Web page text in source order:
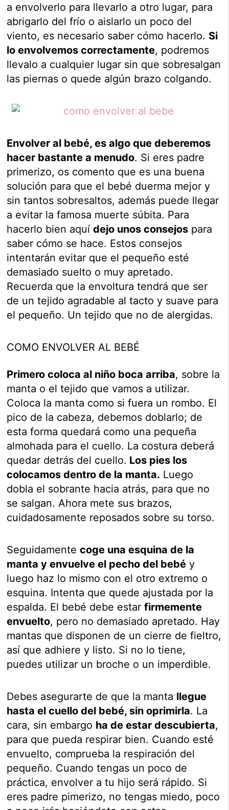
a envolverlo para llevarlo a otro lugar, para
abrigarlo del frío o aislarlo un poco del
viento, es necesario saber cómo hacerlo. Si
lo envolvemos correctamente, podremos
llevalo a cualquier lugar sin que sobresalgan
las piernas o quede algún brazo colgando.
Envolver al bebé, es algo que deberemos
hacer bastante a menudo. Si eres padre
primerizo, os comento que es una buena
solución para que el bebé duerma mejor y
sin tantos sobresaltos, además puede llegar
a evitar la famosa muerte súbita. Para
hacerlo bien aquídejo unos consejos para
saber cómo se hace. Estos consejos
intentarán evitar que el pequeño esté
demasiado suelto o muy apretado.
Recuerda que la envoltura tendrá que ser
de un tejido agradable al tacto y suave para
el pequeño. Un tejido que no de alergidas.
COMO ENVOLVER AL BEBÉ
Primero coloca al niño boca arriba, sobre la
manta o el tejido que vamos a utilizar.
Coloca la manta como si fuera un rombo. El
pico de la cabeza, debemos doblarlo; de
esta forma quedará como una pequeña
almohada para el cuello. La costura deberá
quedar detrás del cuello. Los pies los
colocamos dentro de la manta. Luego
dobla el sobrante hacia atrás, para que no
se salgan. Ahora mete sus brazos,
cuidadosamente reposados sobre su torso.
Seguidamentecoge una esquina de la
manta y envuelve el pecho del bebé y
luego haz lo mismo con el otro extremo o
esquina. Intenta que quede ajustada por la
espalda. El bebé debe estarfirmemente
envuelto, pero no demasiado apretado. Hay
mantas que disponen de un cierre de fieltro,
así que adhiere y listo. Si no lo tiene,
puedes utilizar un broche o un imperdible.
Debes asegurarte de que la manta llegue
hasta el cuello del bebé, sin oprimirla. La
cara, sin embargo ha de estar descubierta,
para que pueda respirar bien. Cuando esté
envuelto, comprueba la respiración del
pequeño. Cuando tengas un poco de
práctica, envolver a tu hijo será rápido. Si
eres padre pimerizo, no tengas miedo, poco